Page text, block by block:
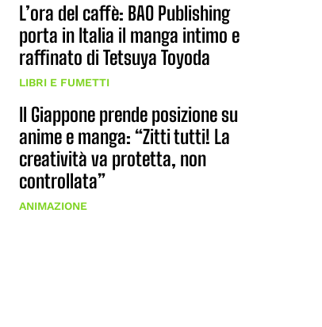
L’ora del caffè: BAO Publishing
porta in Italia il manga intimo e
raffinato di Tetsuya Toyoda
LIBRI E FUMETTI
Il Giappone prende posizione su
anime e manga: “Zitti tutti! La
creatività va protetta, non
controllata”
ANIMAZIONE